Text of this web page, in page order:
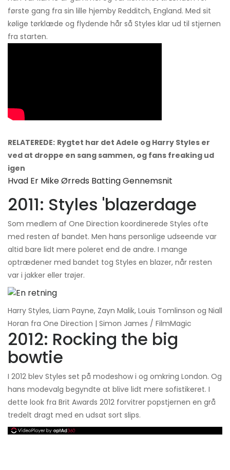
første gang fra sin lille hjemby Redditch, England. Med sit
kølige tørklæde og flydende hår så Styles klar ud til stjernen
fra starten.
RELATEREDE: Rygtet har det Adele og Harry Styles er
ved at droppe en sang sammen, og fans freaking ud
igen
Hvad Er Mike Ørreds Batting Gennemsnit
2011: Styles 'blazerdage
Som medlem af One Direction koordinerede Styles ofte
med resten af ​​bandet. Men hans personlige udseende var
altid bare lidt mere poleret end de andre. I mange
optrædener med bandet tog Styles en blazer, når resten
var i jakker eller trøjer.
Harry Styles, Liam Payne, Zayn Malik, Louis Tomlinson og Niall
Horan fra One Direction | Simon James / FilmMagic
2012: Rocking the big
bowtie
I 2012 blev Styles set på modeshow i og omkring London. Og
hans modevalg begyndte at blive lidt mere sofistikeret. I
dette look fra Brit Awards 2012 forvitrer popstjernen en grå
tredelt dragt med en udsat sort slips.